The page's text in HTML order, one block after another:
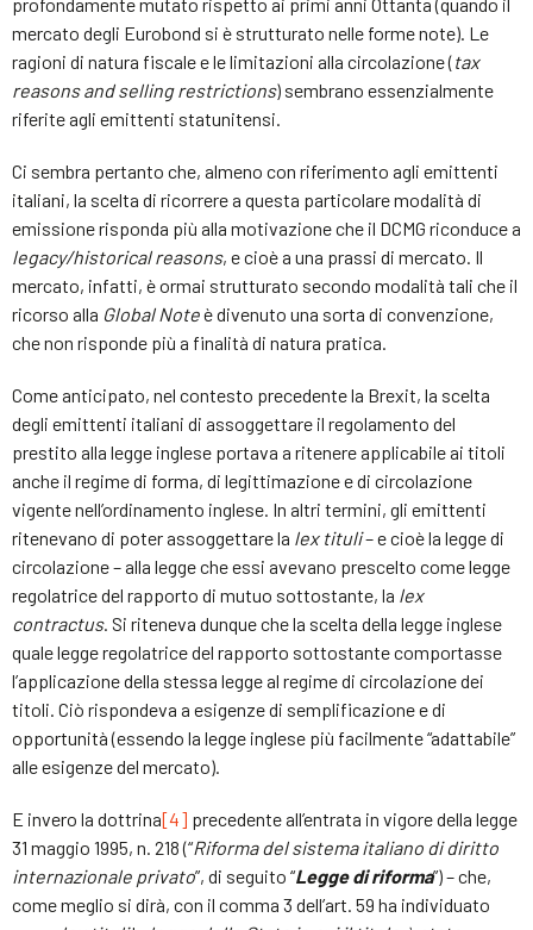
mercato degli Eurobond si è strutturato nelle forme note). Le
ragioni di natura fiscale e le limitazioni alla circolazione (tax
reasons and selling restrictions) sembrano essenzialmente
riferite agli emittenti statunitensi.
Ci sembra pertanto che, almeno con riferimento agli emittenti
italiani, la scelta di ricorrere a questa particolare modalità di
emissione risponda più alla motivazione che il DCMG riconduce a
legacy/historical reasons, e cioè a una prassi di mercato. Il
mercato, infatti, è ormai strutturato secondo modalità tali che il
ricorso alla Global Noteè divenuto una sorta di convenzione,
che non risponde più a finalità di natura pratica.
Come anticipato, nel contesto precedente la Brexit, la scelta
degli emittenti italiani di assoggettare il regolamento del
prestito alla legge inglese portava a ritenere applicabile ai titoli
anche il regime di forma, di legittimazione e di circolazione
vigente nell’ordinamento inglese. In altri termini, gli emittenti
ritenevano di poter assoggettare la lex tituli– e cioè la legge di
circolazione – alla legge che essi avevano prescelto come legge
regolatrice del rapporto di mutuo sottostante, la lex
contractus. Si riteneva dunque che la scelta della legge inglese
quale legge regolatrice del rapporto sottostante comportasse
l’applicazione della stessa legge al regime di circolazione dei
titoli. Ciò rispondeva a esigenze di semplificazione e di
opportunità (essendo la legge inglese più facilmente “adattabile”
alle esigenze del mercato).
E invero la dottrina[4] precedente all’entrata in vigore della legge
31 maggio 1995, n. 218 (“Riforma del sistema italiano di diritto
internazionale privato”, di seguito “Legge di riforma”) – che,
come meglio si dirà, con il comma 3 dell’art. 59 ha individuato